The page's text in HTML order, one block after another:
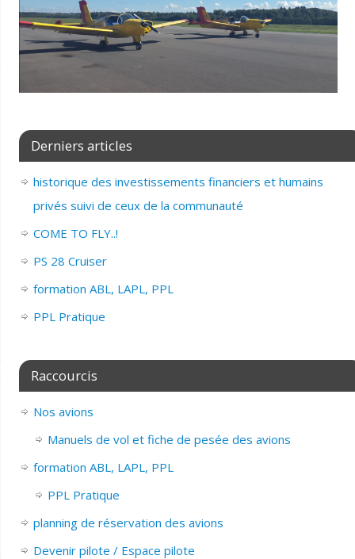
Derniers articles
historique des investissements financiers et humains
privés suivi de ceux de la communauté
COME TO FLY..!
PS 28 Cruiser
formation ABL, LAPL, PPL
PPL Pratique
Raccourcis
Nos avions
Manuels de vol et fiche de pesée des avions
formation ABL, LAPL, PPL
PPL Pratique
planning de réservation des avions
Devenir pilote / Espace pilote